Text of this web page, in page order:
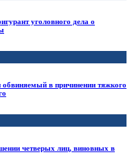
уголовного дела о
обвиняемый в причинении тяжкого
четверых лиц, виновных в